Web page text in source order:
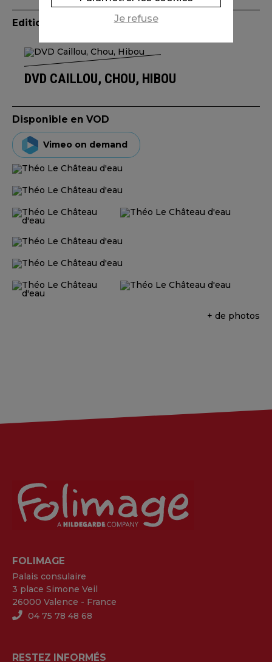
Edition(s) disponible(s)
DVD CAILLOU, CHOU, HIBOU
Disponible en VOD
Vimeo on demand
+ de photos
FOLIMAGE
Palais consulaire
3 place Simone Veil
26000 Valence - France
04 75 78 48 68
RESTEZ INFORMÉS
Je refuse